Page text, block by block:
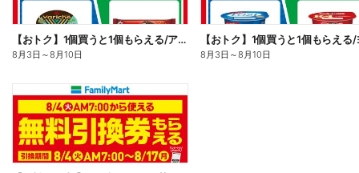
【おトク】1個買うと1個もらえる/アイス
8月3日 ～8月10日 8月3日 ～8月10日